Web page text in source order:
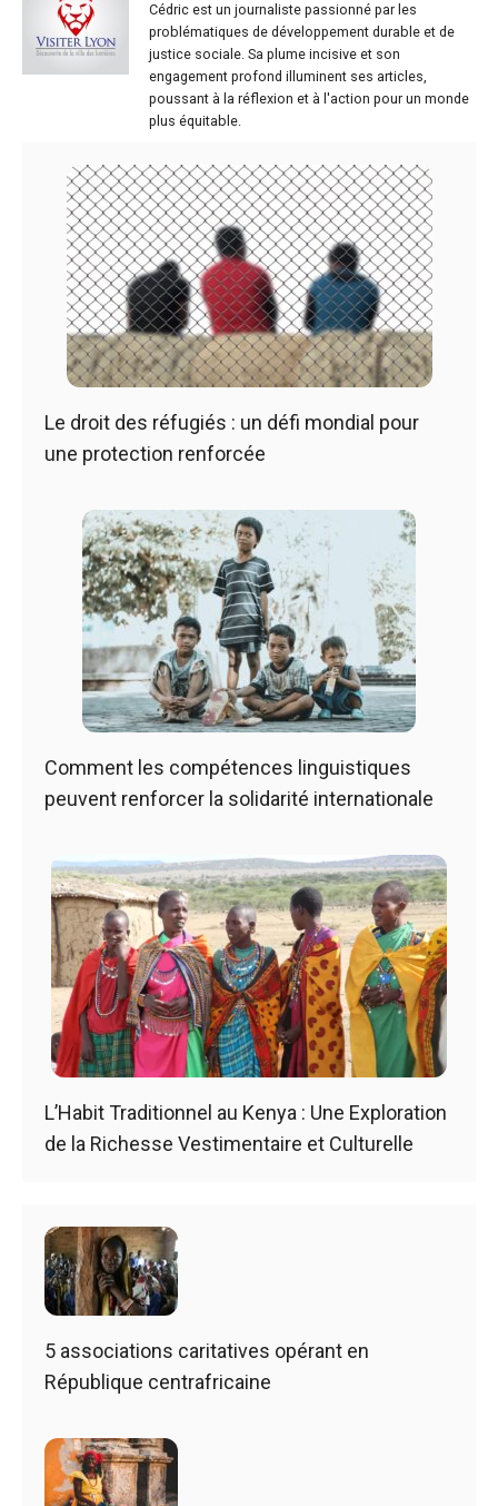
Cédric est un journaliste passionné par les
problématiques de développement durable et de
justice sociale. Sa plume incisive et son
engagement profond illuminent ses articles,
poussant à la réflexion et à l'action pour un monde
plus équitable.
Le droit des réfugiés : un défi mondial pour
une protection renforcée
Comment les compétences linguistiques
peuvent renforcer la solidarité internationale
L’Habit Traditionnel au Kenya : Une Exploration
de la Richesse Vestimentaire et Culturelle
5 associations caritatives opérant en
République centrafricaine